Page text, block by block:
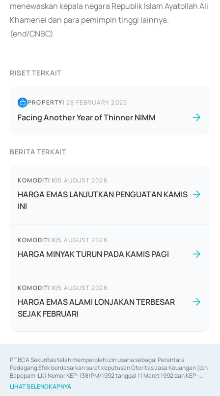
menewaskan kepala negara Republik Islam Ayatollah Ali
Khamenei dan para pemimpin tinggi lainnya.
(end/CNBC)
RISET TERKAIT
PROPERTY|28 FEBRUARY 2025
Facing Another Year of Thinner NIMM
BERITA TERKAIT
KOMODITI |05 AUGUST 2026
HARGA EMAS LANJUTKAN PENGUATAN KAMIS
INI
KOMODITI |05 AUGUST 2026
HARGA MINYAK TURUN PADA KAMIS PAGI
KOMODITI |05 AUGUST 2026
HARGA EMAS ALAMI LONJAKAN TERBESAR
SEJAK FEBRUARI
PT BCA Sekuritas telah memperoleh izin usaha sebagai Perantara
Pedagang Efek berdasarkan surat keputusan Otoritas Jasa Keuangan (d.h
Bapepam-LK) Nomor KEP-138/PM/1992 tanggal 11 Maret 1992 dan KEP-
06/D.04/2014 tanggal 28 Februari 2014, izin usaha sebagai Penjamin Emisi
Efek berdasarkan surat keputusan Otoritas Jasa Keuangan Nomor KEP-
LIHAT SELENGKAPNYA